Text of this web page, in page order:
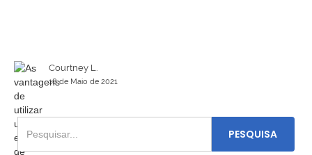
Courtney L.
18 de Maio de 2021